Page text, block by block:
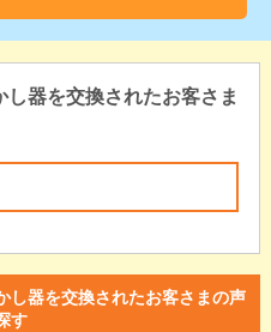
器を交換されたお客さま
し器を交換されたお客さまの声
す